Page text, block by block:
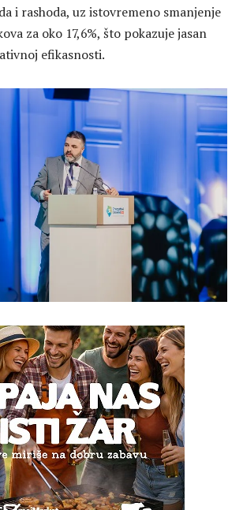
i rashoda, uz istovremeno smanjenje
za oko 17,6%, što pokazuje jasan
efikasnosti.